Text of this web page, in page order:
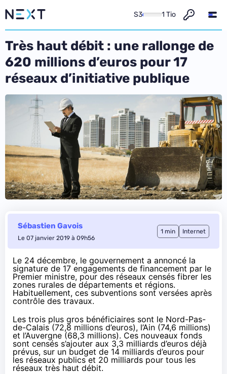
S3 1 Tio
Très haut débit : une rallonge de
620 millions d’euros pour 17
réseaux d’initiative publique
Sébastien Gavois
Le 07 janvier 2019 à 09h56
1 min Internet
Le 24 décembre, le gouvernement a annoncé la
signature de 17 engagements de financement par le
Premier ministre, pour des réseaux censés fibrer les
zones rurales de départements et régions.
Habituellement, ces subventions sont versées après
contrôle des travaux.
Les trois plus gros bénéficiaires sont le Nord-Pas-
de-Calais (72,8 millions d’euros), l’Ain (74,6 millions)
et l’Auvergne (68,3 millions). Ces nouveaux fonds
sont censés s’ajouter aux 3,3 milliards d’euros déjà
prévus, sur un budget de 14 milliards d’euros pour
les réseaux publics et 20 milliards pour tous les
réseaux très haut débit.